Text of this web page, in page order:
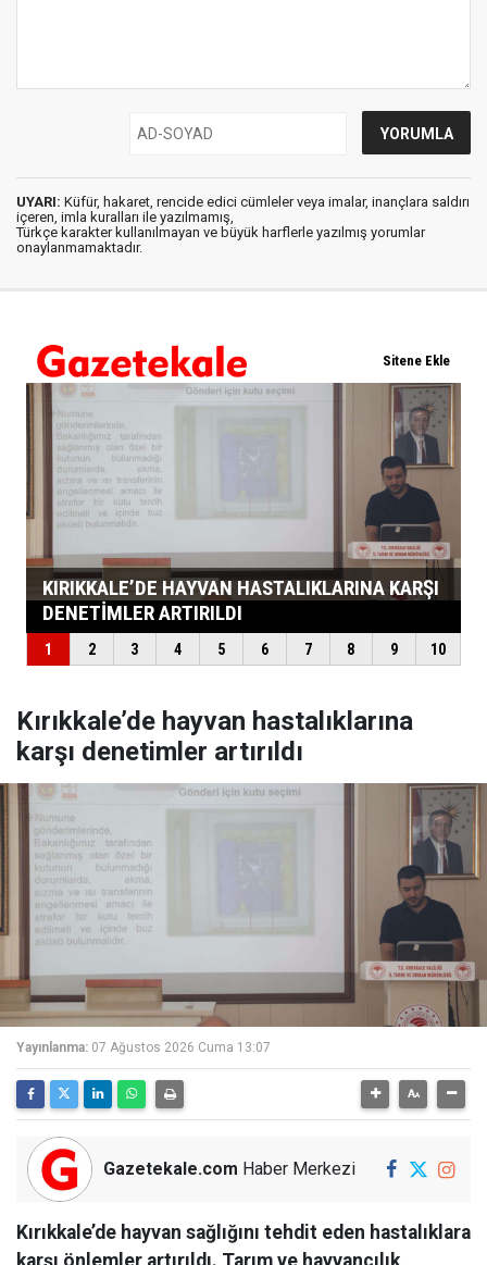
UYARI: Küfür, hakaret, rencide edici cümleler veya imalar, inançlara saldırı
içeren, imla kuralları ile yazılmamış,
Türkçe karakter kullanılmayan ve büyük harflerle yazılmış yorumlar
onaylanmamaktadır.
Kırıkkale’de hayvan hastalıklarına
karşı denetimler artırıldı
Yayınlanma: 07 Ağustos 2026 Cuma 13:07
Gazetekale.com Haber Merkezi
Kırıkkale’de hayvan sağlığını tehdit eden hastalıklara